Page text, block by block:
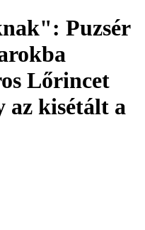
Puzsér
Lőrincet
az kisétált a